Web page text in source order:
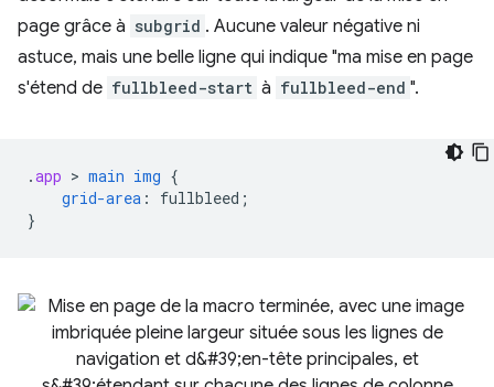
page grâce à subgrid . Aucune valeur négative ni
astuce, mais une belle ligne qui indique "ma mise en page
s'étend de fullbleed-start à fullbleed-end ".
.app > main img {
grid-area : fullbleed ;
}